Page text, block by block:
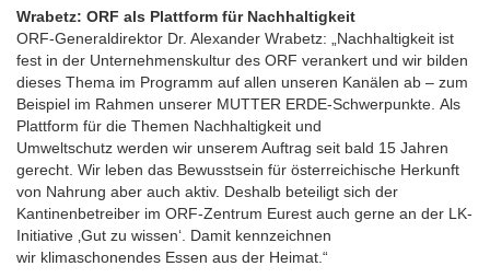
Wrabetz: ORF als Plattform für Nachhaltigkeit
ORF-Generaldirektor Dr. Alexander Wrabetz: „Nachhaltigkeit ist
fest in der Unternehmenskultur des ORF verankert und wir bilden
dieses Thema im Programm auf allen unseren Kanälen ab – zum
Beispiel im Rahmen unserer MUTTER ERDE-Schwerpunkte. Als
Plattform für die Themen Nachhaltigkeit und
Umweltschutz werden wir unserem Auftrag seit bald 15 Jahren
gerecht. Wir leben das Bewusstsein für österreichische Herkunft
von Nahrung aber auch aktiv. Deshalb beteiligt sich der
Kantinenbetreiber im ORF-Zentrum Eurest auch gerne an der LK-
Initiative ‚Gut zu wissen‘. Damit kennzeichnen
wir klimaschonendes Essen aus der Heimat.“